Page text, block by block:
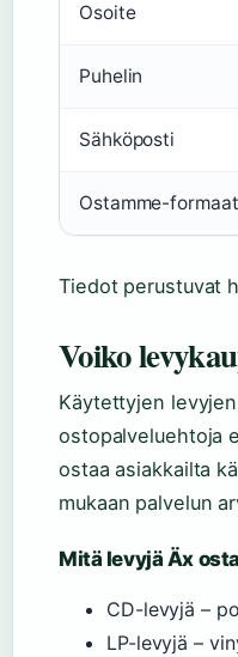
Osoite
Puhelin
Sähköposti
Ostamme-
Tiedot perustuvat
Voiko
Käytettyjen
ostopalveluehtoja
ostaa asiakkailta
mukaan palvelun
Mitä levyjä Äx
CD-levyjä –
LP-levyjä –